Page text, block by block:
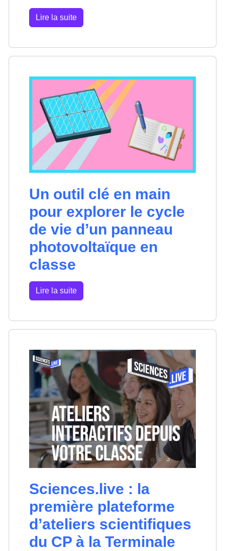
Lire la suite
Un outil clé en main
pour explorer le cycle
de vie d’un panneau
photovoltaïque en
classe
Lire la suite
Sciences.live : la
première plateforme
d’ateliers scientifiques
du CP à la Terminale